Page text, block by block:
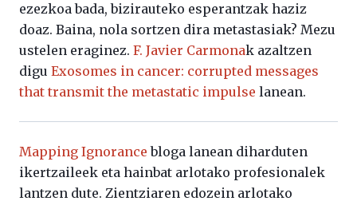
ezezkoa bada, bizirauteko esperantzak haziz
doaz. Baina, nola sortzen dira metastasiak? Mezu
ustelen eraginez. F. Javier Carmonak azaltzen
digu Exosomes in cancer: corrupted messages
that transmit the metastatic impulse lanean.
Mapping Ignorance bloga lanean diharduten
ikertzaileek eta hainbat arlotako profesionalek
lantzen dute. Zientziaren edozein arlotako